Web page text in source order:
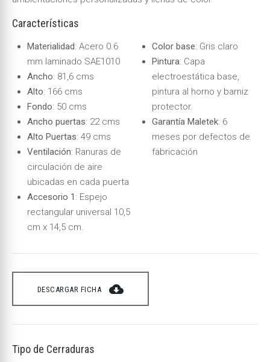
Características
Materialidad: Acero 0.6
mm laminado SAE1010
Ancho: 81,6 cms
Alto: 166 cms
Fondo: 50 cms
Ancho puertas: 22 cms
Alto Puertas: 49 cms
Ventilación: Ranuras de
circulación de aire
ubicadas en cada puerta
Accesorio 1 : Espejo
rectangular universal 10,5
cm x 14,5 cm.
Color base: Gris claro
Pintura: Capa
electroestática base,
pintura al horno y barniz
protector.
Garantía Maletek: 6
meses por defectos de
fabricación
DESCARGAR FICHA cloud_download
Tipo de Cerraduras